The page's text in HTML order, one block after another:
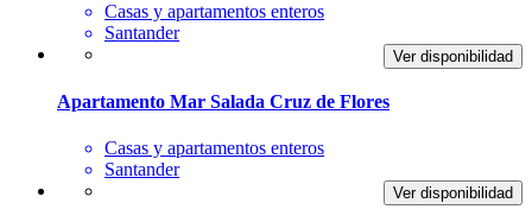
Casas y apartamentos enteros
Santander
Ver disponibilidad
Apartamento Mar Salada Cruz de Flores
Casas y apartamentos enteros
Santander
Ver disponibilidad